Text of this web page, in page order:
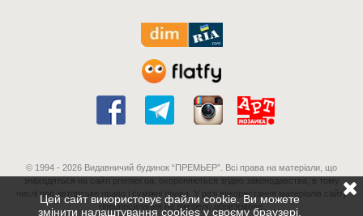
© 1994 - 2026 Видавничий будинок “ПРЕМЬЕР”. Всі права на матеріали, що
знаходяться на сайті premier.ua, охороняються згідно законодавства, в тому
числі про авторське право і суміжні права. У разі використання матеріалів сайту
гіперпосилання на джерело обов'язкове.
Цей сайт використовує файли cookie. Ви можете
змінити налаштування cookies у своєму браузері.